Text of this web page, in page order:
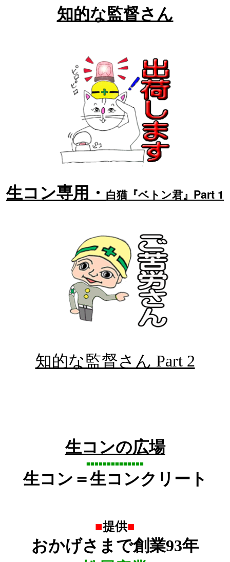
知的な監督さん
生コン専用・ 白猫『ベトン君』Part 1
知的な監督さん Part 2
生コンの広場
■■■■■■■■■■■■■■
生コン＝生コンクリート
■提供■
おかげさまで創業93年